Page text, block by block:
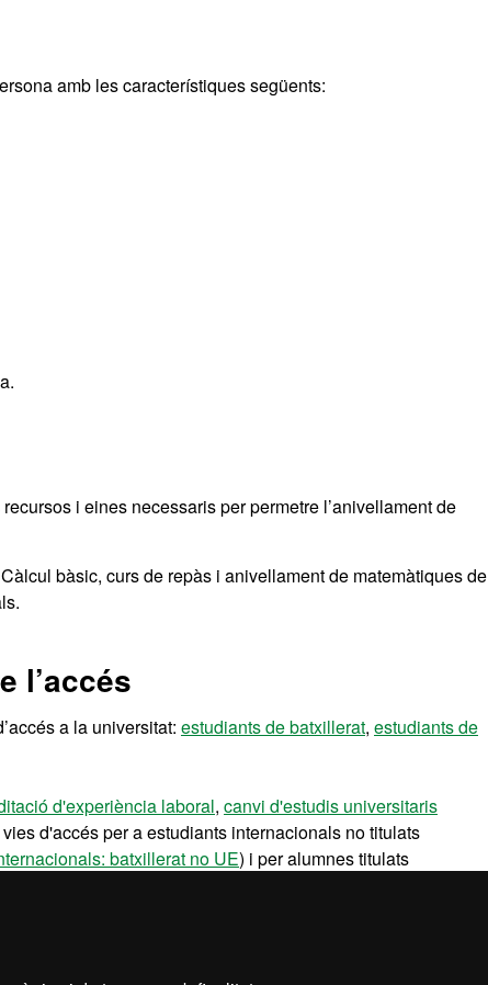
amb les característiques següents:
i eines necessaris per permetre l’anivellament de
bàsic, curs de repàs i anivellament de matemàtiques de
l’accés
a la universitat: estudiants de batxillerat, estudiants de
d'experiència laboral, canvi d'estudis universitaris
vies d'accés per a estudiants internacionals no titulats
batxillerat no UE) i per alumnes titulats